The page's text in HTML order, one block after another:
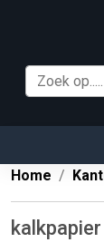
Home
kalkpapier